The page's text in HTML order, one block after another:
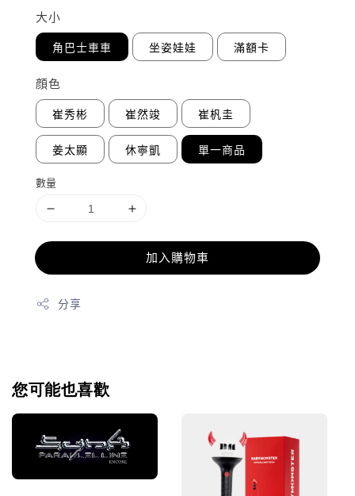
大小
角巴士車車 坐姿娃娃 滿額卡
顔色
崔秀彬 崔然竣 崔杋圭
姜太顯 休寧凱 單一商品
數量
加入購物車
分享
您可能也喜歡